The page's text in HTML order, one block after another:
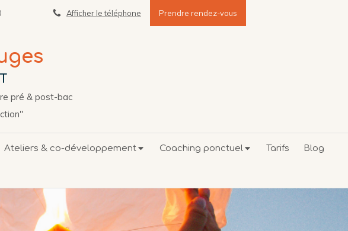
Prendre rendez-vous
Afficher le téléphone
pré & post-bac
Ateliers & co-développement Coaching ponctuel Tarifs Blog